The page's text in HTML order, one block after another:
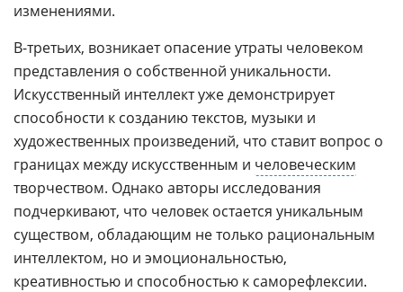
изменениями.
В-третьих, возникает опасение утраты человеком
представления о собственной уникальности.
Искусственный интеллект уже демонстрирует
способности к созданию текстов, музыки и
художественных произведений, что ставит вопрос о
границах между искусственным и человеческим
творчеством. Однако авторы исследования
подчеркивают, что человек остается уникальным
существом, обладающим не только рациональным
интеллектом, но и эмоциональностью,
креативностью и способностью к саморефлексии.